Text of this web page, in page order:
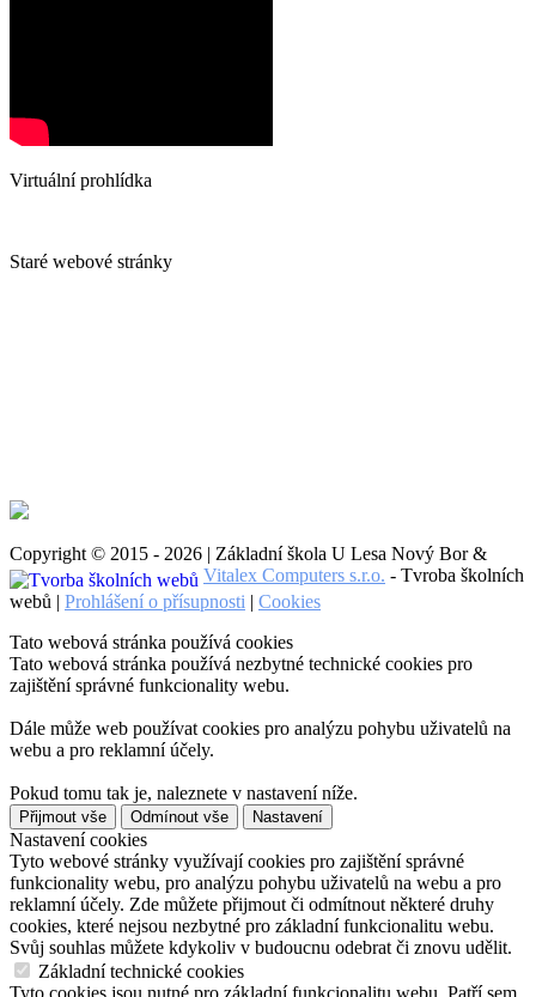
Virtuální prohlídka
Staré webové stránky
Copyright © 2015 - 2026 | Základní škola U Lesa Nový Bor &
Vitalex Computers s.r.o. - Tvroba školních
webů | Prohlášení o přísupnosti | Cookies
Tato webová stránka používá cookies
Tato webová stránka používá nezbytné technické cookies pro
zajištění správné funkcionality webu.
Dále může web používat cookies pro analýzu pohybu uživatelů na
webu a pro reklamní účely.
Pokud tomu tak je, naleznete v nastavení níže.
Přijmout vše Odmínout vše Nastavení
Nastavení cookies
Tyto webové stránky využívají cookies pro zajištění správné
funkcionality webu, pro analýzu pohybu uživatelů na webu a pro
reklamní účely. Zde můžete přijmout či odmítnout některé druhy
cookies, které nejsou nezbytné pro základní funkcionalitu webu.
Svůj souhlas můžete kdykoliv v budoucnu odebrat či znovu udělit.
Základní technické cookies